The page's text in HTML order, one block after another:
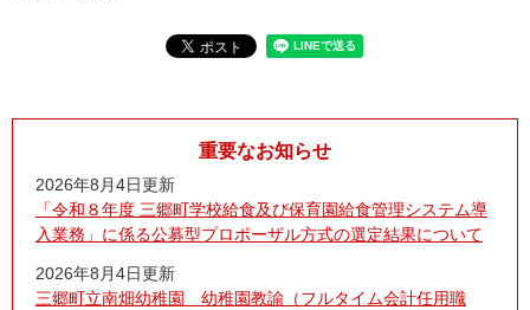
重要なお知らせ
2026年8月4日更新
「令和８年度 三郷町学校給食及び保育園給食管理システム導
入業務」に係る公募型プロポーザル方式の選定結果について
2026年8月4日更新
三郷町立南畑幼稚園 幼稚園教諭（フルタイム会計任用職